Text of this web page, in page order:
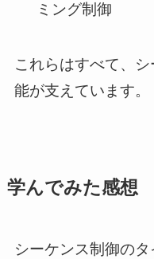
ミング制御
これらはすべて、
能が支えています。
学んでみた感想
シーケンス制御のタ